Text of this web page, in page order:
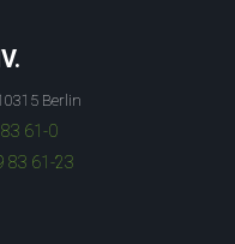
Berlin
61-0
83 61-23